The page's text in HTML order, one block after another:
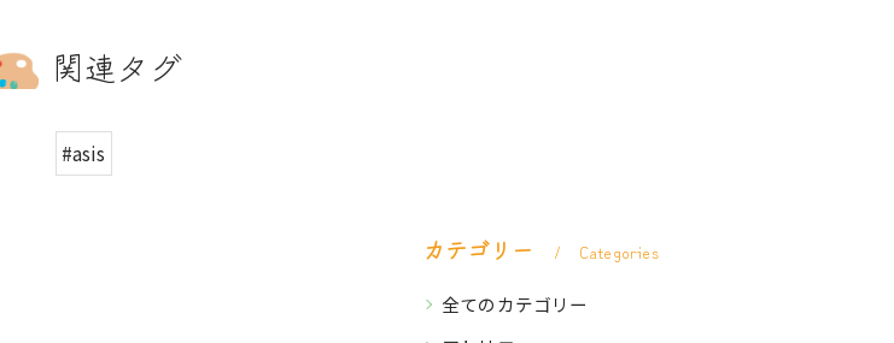
関連タグ
#asis
カテゴリー Categories
全てのカテゴリー